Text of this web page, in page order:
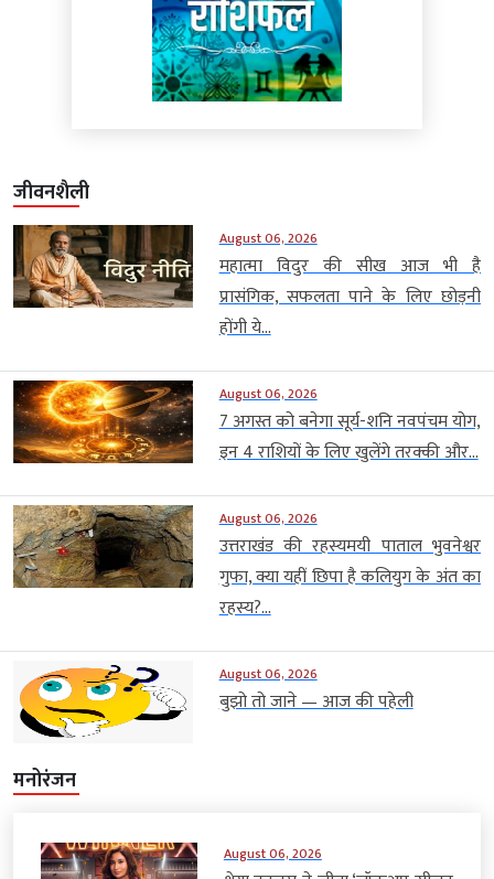
जीवनशैली
August 06, 2026
महात्मा विदुर की सीख आज भी है
प्रासंगिक, सफलता पाने के लिए छोड़नी
होंगी ये...
August 06, 2026
7 अगस्त को बनेगा सूर्य-शनि नवपंचम योग,
इन 4 राशियों के लिए खुलेंगे तरक्की और...
August 06, 2026
उत्तराखंड की रहस्यमयी पाताल भुवनेश्वर
गुफा, क्या यहीं छिपा है कलियुग के अंत का
रहस्य?...
August 06, 2026
बुझो तो जाने — आज की पहेली
मनोरंजन
August 06, 2026